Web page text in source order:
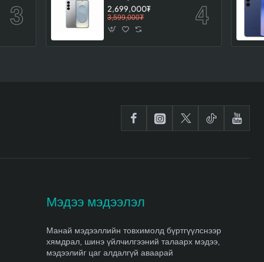
2,699,000₮
3,599,000₮
Мэдээ мэдээлэл
Манай мэдээллийн товхимолд бүртгүүлснээр
хямдрал, шинэ үйлчилгээний талаарх мэдээ,
мэдээлийг цаг алдалгүй аваарай